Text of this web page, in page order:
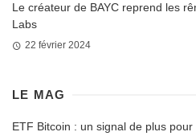
Le créateur de BAYC reprend les
Labs
22 février 2024
LE MAG
ETF Bitcoin : un signal de plus